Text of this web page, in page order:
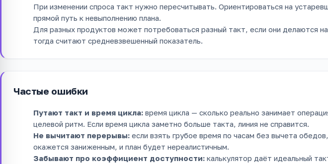
При изменении спроса такт нужно пересчитывать. Ориентироваться на
прямой путь к невыполнению плана.
Для разных продуктов может потребоваться разный такт, если они делаются
тогда считают средневзвешенный показатель.
Частые ошибки
Путают такт и время цикла: время цикла — сколько реально занимает
целевой ритм. Если время цикла заметно больше такта, линия не справится.
Не вычитают перерывы: если взять грубое время по часам без вычета
окажется заниженным, и план будет нереалистичным.
Забывают про коэффициент доступности: калькулятор даёт идеальный